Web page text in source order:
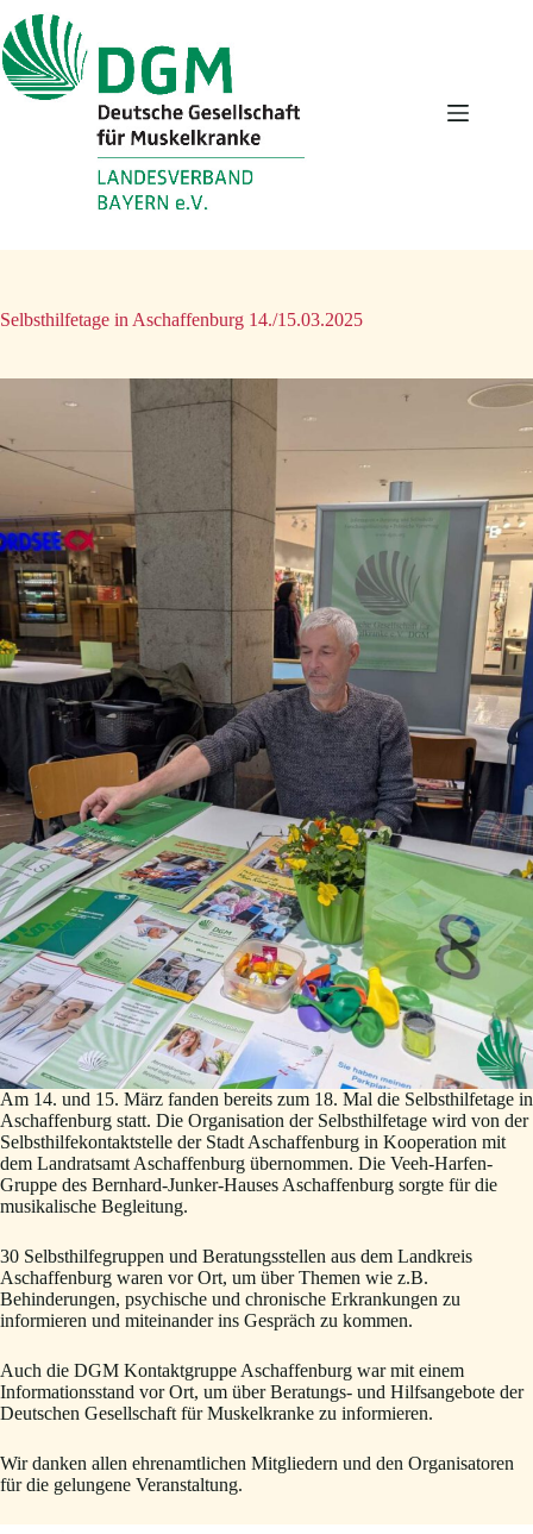
Inhalt
springen
Selbsthilfetage in Aschaffenburg 14./15.03.2025
Am 14. und 15. März fanden bereits zum 18. Mal die Selbsthilfetage in
Aschaffenburg statt. Die Organisation der Selbsthilfetage wird von der
Selbsthilfekontaktstelle der Stadt Aschaffenburg in Kooperation mit
dem Landratsamt Aschaffenburg übernommen. Die Veeh-Harfen-
Gruppe des Bernhard-Junker-Hauses Aschaffenburg sorgte für die
musikalische Begleitung.
30 Selbsthilfegruppen und Beratungsstellen aus dem Landkreis
Aschaffenburg waren vor Ort, um über Themen wie z.B.
Behinderungen, psychische und chronische Erkrankungen zu
informieren und miteinander ins Gespräch zu kommen.
Auch die DGM Kontaktgruppe Aschaffenburg war mit einem
Informationsstand vor Ort, um über Beratungs- und Hilfsangebote der
Deutschen Gesellschaft für Muskelkranke zu informieren.
Wir danken allen ehrenamtlichen Mitgliedern und den Organisatoren
für die gelungene Veranstaltung.